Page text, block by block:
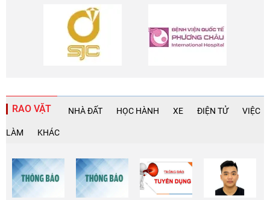
RAO VẶT NHÀ ĐẤT HỌC HÀNH XE ĐIỆN TỬ VIỆC
LÀM KHÁC